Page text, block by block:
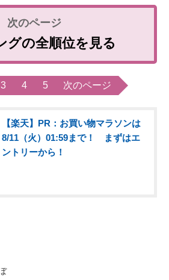
グの全順位を見る
3 4 5 次のページ
【楽天】PR：お買い物マラソンは
8/11（火）01:59まで！ まずはエ
ントリーから！